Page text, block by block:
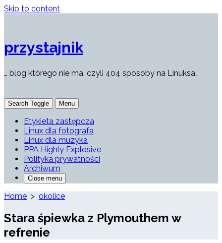
Skip to content
przystajnik
… blog którego nie ma, czyli 404 sposoby na Linuksa…
Search Toggle Menu
Etykieta zastępcza
Linux dla fotografa
Linux dla muzyka
PPA Highly Explosive
Polityka prywatności
Archiwum
Close menu
Home > okolice
Stara śpiewka z Plymouthem w
refrenie